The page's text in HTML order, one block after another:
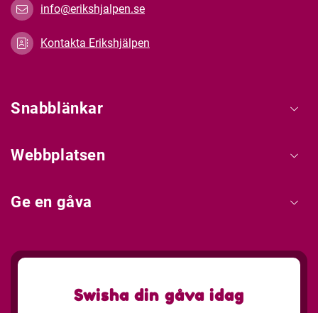
info@erikshjalpen.se
Kontakta Erikshjälpen
Snabblänkar
Webbplatsen
Ge en gåva
Swisha din gåva idag